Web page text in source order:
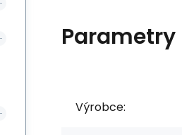
Parametry
Výrobce: